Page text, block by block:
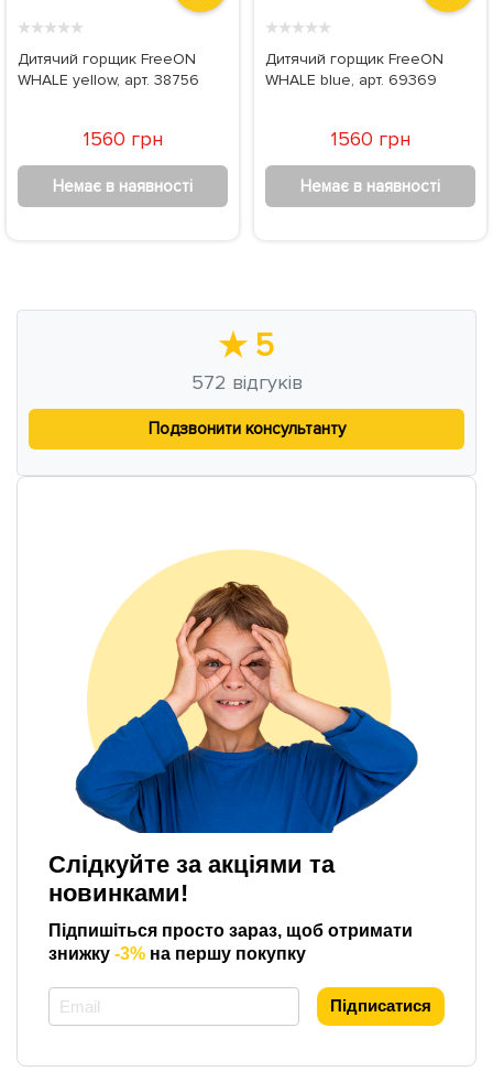
★★★★★
Дитячий горщик FreeON
WHALE yellow, арт. 38756
1560 грн
Немає в наявності
★★★★★
Дитячий горщик FreeON
WHALE blue, арт. 69369
1560 грн
Немає в наявності
★ 5
572 відгуків
Подзвонити консультанту
Слідкуйте за акціями та
новинками!
Підпишіться просто зараз, щоб отримати
знижку -3% на першу покупку
Підписатися